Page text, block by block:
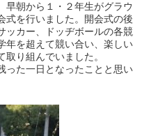
早朝から１・２年生がグラウ
式を行いました。開会式の後
ッカー、ドッヂボールの各競
年を超えて競い合い、楽しい
り組んでいました。
った一日となったことと思い